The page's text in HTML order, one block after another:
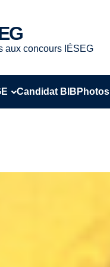
aux concours IÉSEG
Candidat BIB Photos